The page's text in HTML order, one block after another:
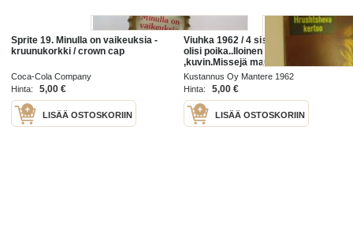
Sprite 19. Minulla on vaikeuksia -
kruunukorkki / crown cap
Coca-Cola Company
Hinta:
5,00 €
LISÄÄ OSTOSKORIIN
Viuhka 1962 / 4 sis mm,Jos minulla
olisi poika..Iloinen kevät,leninkejä
,kuvin.Missejä maun mukaanNina
Hrushtsheva ..elämme tosiaan
jännittäviä aikoja.ym
Kustannus Oy Mantere 1962
Hinta:
5,00 €
LISÄÄ OSTOSKORIIN